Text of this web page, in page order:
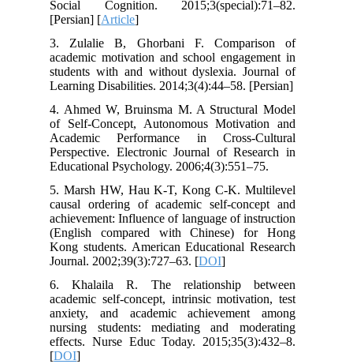
Social Cognition. 2015;3(special):71–82.
[Persian] [Article
3. Zulalie B, Ghorbani F. Comparison of
academic motivation and school engagement in
students with and without dyslexia. Journal of
Learning Disabilities. 2014;3(4):44–58. [Persian]
4. Ahmed W, Bruinsma M. A Structural Model
of Self-Concept, Autonomous Motivation and
Academic Performance in Cross-Cultural
Perspective. Electronic Journal of Research in
Educational Psychology. 2006;4(3):551–75.
5. Marsh HW, Hau K-T, Kong C-K. Multilevel
causal ordering of academic self-concept and
achievement: Influence of language of instruction
(English compared with Chinese) for Hong
Kong students. American Educational Research
Journal. 2002;39(3):727–63. [DOI
6. Khalaila R. The relationship between
academic self-concept, intrinsic motivation, test
anxiety, and academic achievement among
nursing students: mediating and moderating
effects. Nurse Educ Today. 2015;35(3):432–8.
[DOI